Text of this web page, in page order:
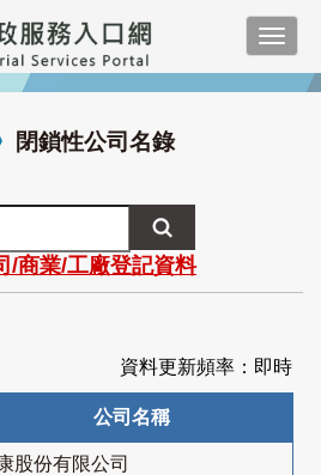
閉鎖性公司名錄
/商業/工廠登記資料
資料更新頻率：即時
公司名稱
股份有限公司